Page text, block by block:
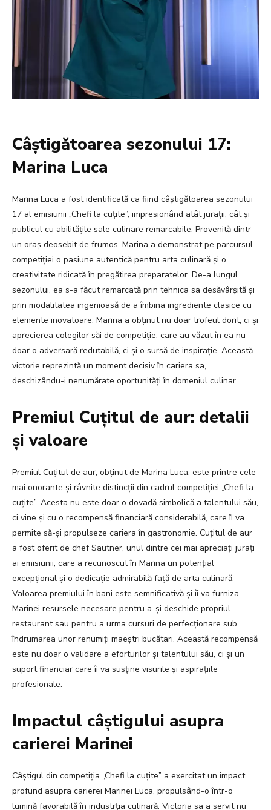
Câștigătoarea sezonului 17:
Marina Luca
Marina Luca a fost identificată ca fiind câștigătoarea sezonului
17 al emisiunii „Chefi la cuțite”, impresionând atât jurații, cât și
publicul cu abilitățile sale culinare remarcabile. Provenită dintr-
un oraș deosebit de frumos, Marina a demonstrat pe parcursul
competiției o pasiune autentică pentru arta culinară și o
creativitate ridicată în pregătirea preparatelor. De-a lungul
sezonului, ea s-a făcut remarcată prin tehnica sa desăvârșită și
prin modalitatea ingenioasă de a îmbina ingrediente clasice cu
elemente inovatoare. Marina a obținut nu doar trofeul dorit, ci și
aprecierea colegilor săi de competiție, care au văzut în ea nu
doar o adversară redutabilă, ci și o sursă de inspirație. Această
victorie reprezintă un moment decisiv în cariera sa,
deschizându-i nenumărate oportunități în domeniul culinar.
Premiul Cuțitul de aur: detalii
și valoare
Premiul Cuțitul de aur, obținut de Marina Luca, este printre cele
mai onorante și râvnite distincții din cadrul competiției „Chefi la
cuțite”. Acesta nu este doar o dovadă simbolică a talentului său,
ci vine și cu o recompensă financiară considerabilă, care îi va
permite să-și propulseze cariera în gastronomie. Cuțitul de aur
a fost oferit de chef Sautner, unul dintre cei mai apreciați jurați
ai emisiunii, care a recunoscut în Marina un potențial
excepțional și o dedicație admirabilă față de arta culinară.
Valoarea premiului în bani este semnificativă și îi va furniza
Marinei resursele necesare pentru a-și deschide propriul
restaurant sau pentru a urma cursuri de perfecționare sub
îndrumarea unor renumiți maeștri bucătari. Această recompensă
este nu doar o validare a eforturilor și talentului său, ci și un
suport financiar care îi va susține visurile și aspirațiile
profesionale.
Impactul câștigului asupra
carierei Marinei
Câștigul din competiția „Chefi la cuțite” a exercitat un impact
profund asupra carierei Marinei Luca, propulsând-o într-o
lumină favorabilă în industrția culinară. Victoria sa a servit nu